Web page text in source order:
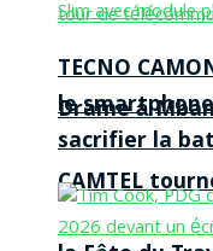
Drame à
CAMTEL
TECNO
le
sacrifier la